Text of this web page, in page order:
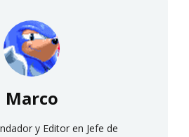
Marco
y Editor en Jefe de